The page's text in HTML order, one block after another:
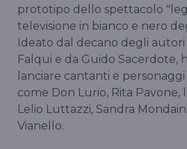
prototipo dello spettacolo
televisione in bianco e nero
Ideato dal decano degli
Falqui e da Guido Sacerdote,
lanciare cantanti e
come Don Lurio, Rita Pavone,
Lelio Luttazzi, Sandra
Vianello.